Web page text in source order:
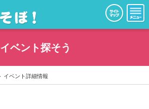
イベント探そう
イベント詳細情報